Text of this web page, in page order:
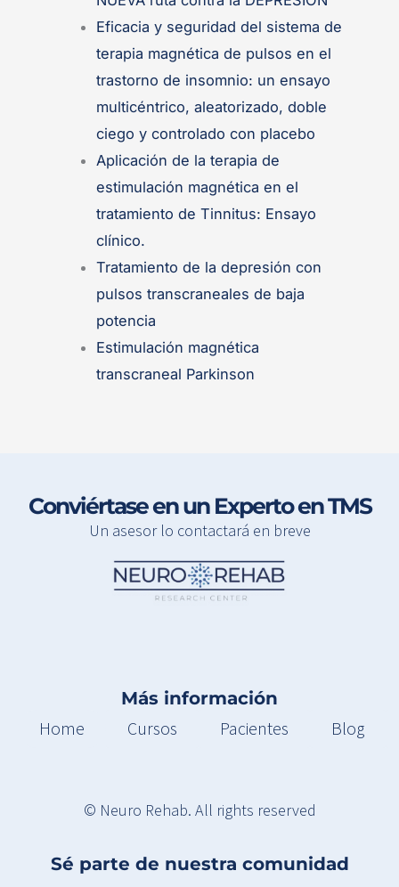
Eficacia y seguridad del sistema de
terapia magnética de pulsos en el
trastorno de insomnio: un ensayo
multicéntrico, aleatorizado, doble
ciego y controlado con placebo
Aplicación de la terapia de
estimulación magnética en el
tratamiento de Tinnitus: Ensayo
clínico.
Tratamiento de la depresión con
pulsos transcraneales de baja
potencia
Estimulación magnética
transcraneal Parkinson
Conviértase en un Experto en TMS
Un asesor lo contactará en breve
Más información
Home
Cursos Pacientes Blog
© Neuro Rehab. All rights reserved
Sé parte de nuestra comunidad